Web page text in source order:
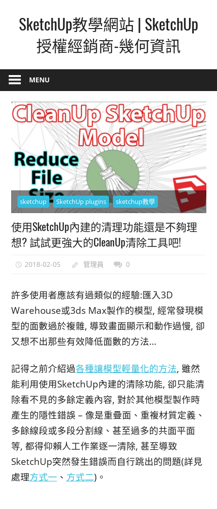
contentSketchUp教學網站 | SketchUp
授權經銷商-幾何資訊
–
最
直
覺
設
計
方
人
人
都
能
上
的
軟
MENU
sketchup SketchUp plugins sketchup教學
使用SketchUp內建的清理功能還是不夠理
想? 試試更強大的CleanUp清除工具吧!
2018-02-05 管理員 0
許多使用者應該有過類似的經驗:匯入3D
Warehouse或3ds Max製作的模型, 經常發現模
型的面數過於複雜, 導致畫面顯示和動作過慢, 卻
又想不出那些有效降低面數的方法…
記得之前介紹過各種讓模型輕量化的方法, 雖然
能利用使用SketchUp內建的清除功能, 卻只能清
除看不見的多餘定義內容, 對於其他模型製作時
產生的隱性錯誤 – 像是重疊面、重複材質定義、
多餘線段或多段分割線、甚至過多的共面平面
等, 都得仰賴人工作業逐一清除, 甚至導致
SketchUp突然發生錯誤而自行跳出的問題(詳見
處理方式一 、 方式二)。